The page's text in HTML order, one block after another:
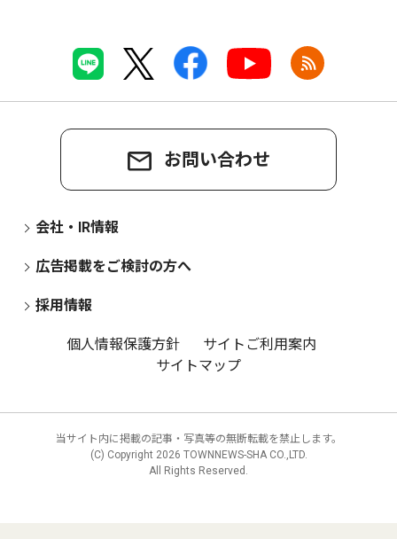
お問い合わせ
会社・IR情報
広告掲載をご検討の方へ
採用情報
個人情報保護方針
サイトご利用案内
サイトマップ
当サイト内に掲載の記事・写真等の無断転載を禁止します。
(C) Copyright 2026 TOWNNEWS-SHA CO.,LTD.
All Rights Reserved.